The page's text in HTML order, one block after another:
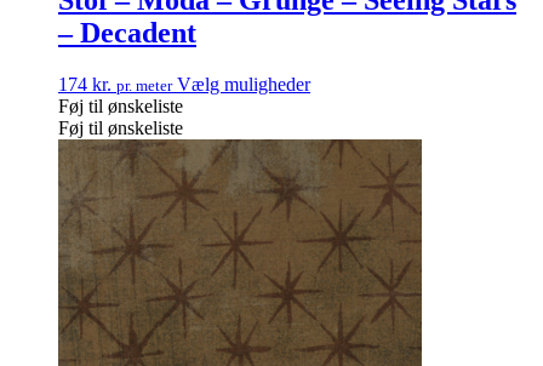
– Decadent
174 kr. pr. meter Vælg muligheder
Føj til ønskeliste
Føj til ønskeliste